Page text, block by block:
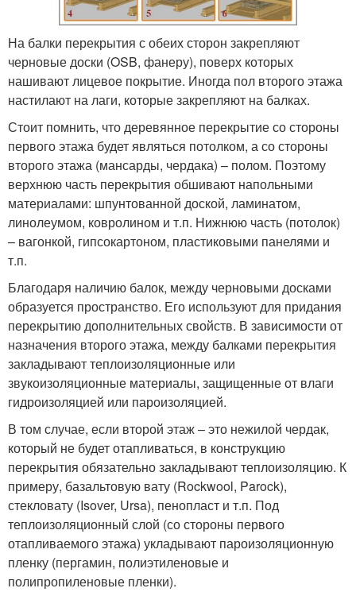
На балки перекрытия с обеих сторон закрепляют
черновые доски (OSB, фанеру), поверх которых
нашивают лицевое покрытие. Иногда пол второго этажа
настилают на лаги, которые закрепляют на балках.
Стоит помнить, что деревянное перекрытие со стороны
первого этажа будет являться потолком, а со стороны
второго этажа (мансарды, чердака) – полом. Поэтому
верхнюю часть перекрытия обшивают напольными
материалами: шпунтованной доской, ламинатом,
линолеумом, ковролином и т.п. Нижнюю часть (потолок)
– вагонкой, гипсокартоном, пластиковыми панелями и
т.п.
Благодаря наличию балок, между черновыми досками
образуется пространство. Его используют для придания
перекрытию дополнительных свойств. В зависимости от
назначения второго этажа, между балками перекрытия
закладывают теплоизоляционные или
звукоизоляционные материалы, защищенные от влаги
гидроизоляцией или пароизоляцией.
В том случае, если второй этаж – это нежилой чердак,
который не будет отапливаться, в конструкцию
перекрытия обязательно закладывают теплоизоляцию. К
примеру, базальтовую вату (Rockwool, Parock),
стекловату (Isover, Ursa), пенопласт и т.п. Под
теплоизоляционный слой (со стороны первого
отапливаемого этажа) укладывают пароизоляционную
пленку (пергамин, полиэтиленовые и
полипропиленовые пленки).